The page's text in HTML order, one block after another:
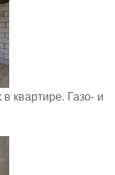
квартире. Газо- и